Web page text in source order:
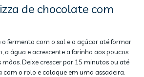
de chocolate com
fermento com o sal e o açúcar até formar
a água e acrescente a farinha aos poucos.
mãos. Deixe crescer por 15 minutos ou até
com o rolo e coloque em uma assadeira.